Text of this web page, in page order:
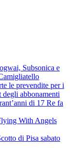
Subsonica e
le prevendite per i
abbonamenti
di 17 Re fa
With Angels
di Pisa sabato